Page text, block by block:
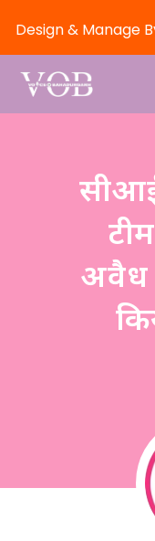
अवैध
Design & Manage